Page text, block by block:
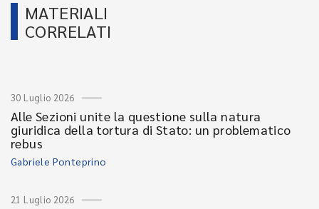
MATERIALI
CORRELATI
30 Luglio 2026
Alle Sezioni unite la questione sulla natura
giuridica della tortura di Stato: un problematico
rebus
Gabriele Ponteprino
21 Luglio 2026